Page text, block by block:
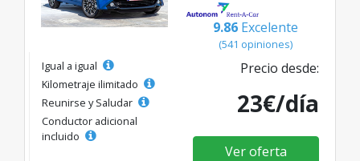
9.86 Excelente
(541 opiniones)
Igual a igual
Kilometraje ilimitado
Reunirse y Saludar
Conductor adicional
incluido
Precio desde:
23€/día
Ver oferta